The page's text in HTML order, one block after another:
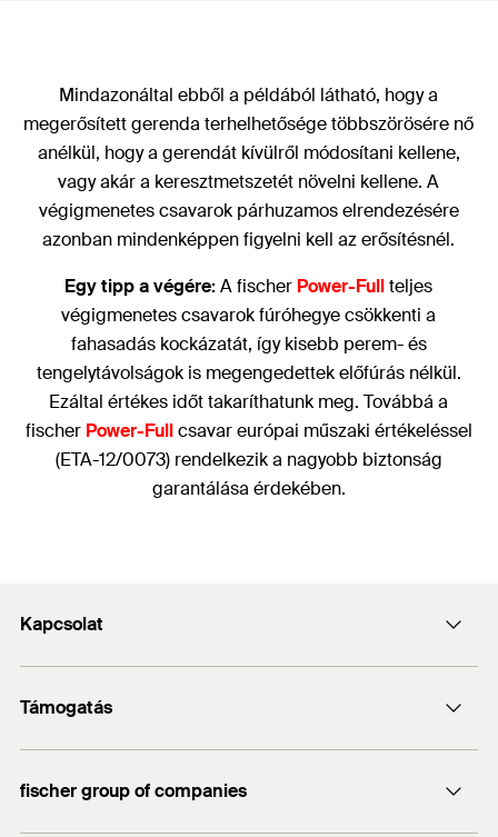
Mindazonáltal ebből a példából látható, hogy a
megerősített gerenda terhelhetősége többszörösére nő
anélkül, hogy a gerendát kívülről módosítani kellene,
vagy akár a keresztmetszetét növelni kellene. A
végigmenetes csavarok párhuzamos elrendezésére
azonban mindenképpen figyelni kell az erősítésnél.
Egy tipp a végére:A fischer Power-Fullteljes
végigmenetes csavarok fúróhegye csökkenti a
fahasadás kockázatát, így kisebb perem- és
tengelytávolságok is megengedettek előfúrás nélkül.
Ezáltal értékes időt takaríthatunk meg. Továbbá a
fischer Power-Fullcsavar európai műszaki értékeléssel
(ETA-12/0073) rendelkezik a nagyobb biztonság
garantálása érdekében.
Kapcsolat
info@fischerhungary.hu
+36 1 347 9754
Támogatás
Műszaki dokumentumok letöltése
fischer group of companies